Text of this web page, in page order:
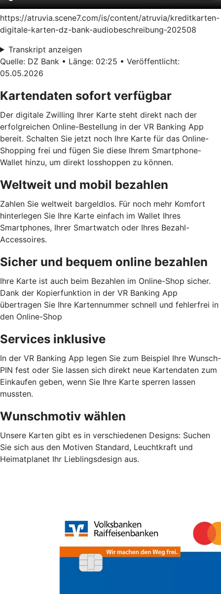
https://atruvia.scene7.com/is/content/atruvia/kreditkarten-
digitale-karten-dz-bank-audiobeschreibung-202508
Transkript anzeigen
Quelle: DZ Bank • Länge: 02:25 • Veröffentlicht:
05.05.2026
Kartendaten sofort verfügbar
Der digitale Zwilling Ihrer Karte steht direkt nach der
erfolgreichen Online-Bestellung in der VR Banking App
bereit. Schalten Sie jetzt noch Ihre Karte für das Online-
Shopping frei und fügen Sie diese Ihrem Smartphone-
Wallet hinzu, um direkt losshoppen zu können.
Weltweit und mobil bezahlen
Zahlen Sie weltweit bargeldlos. Für noch mehr Komfort
hinterlegen Sie Ihre Karte einfach im Wallet Ihres
Smartphones, Ihrer Smartwatch oder Ihres Bezahl-
Accessoires.
Sicher und bequem online bezahlen
Ihre Karte ist auch beim Bezahlen im Online-Shop sicher.
Dank der Kopierfunktion in der VR Banking App
übertragen Sie Ihre Kartennummer schnell und fehlerfrei in
den Online-Shop
Services inklusive
In der VR Banking App legen Sie zum Beispiel Ihre Wunsch-
PIN fest oder Sie lassen sich direkt neue Kartendaten zum
Einkaufen geben, wenn Sie Ihre Karte sperren lassen
mussten.
Wunschmotiv wählen
Unsere Karten gibt es in verschiedenen Designs: Suchen
Sie sich aus den Motiven Standard, Leuchtkraft und
Heimatplanet Ihr Lieblingsdesign aus.